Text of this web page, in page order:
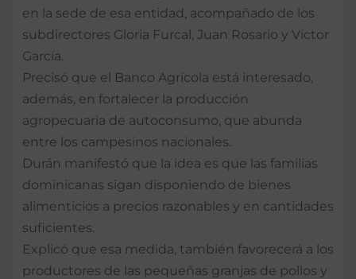
en la sede de esa entidad, acompañado de los
subdirectores Gloria Furcal, Juan Rosario y Víctor
García.
Precisó que el Banco Agrícola está interesado,
además, en fortalecer la producción
agropecuaria de autoconsumo, que abunda
entre los campesinos nacionales.
Durán manifestó que la idea es que las familias
dominicanas sigan disponiendo de bienes
alimenticios a precios razonables y en cantidades
suficientes.
Explicó que esa medida, también favorecerá a los
productores de las pequeñas granjas de pollos y